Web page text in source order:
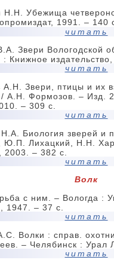
Н.Н. Убежища
1991. – 140
читать
Звери Вологодской
: Книжное
читать
Звери, птицы и их
/ А.Н. Формозов. – Изд.
– 309 с.
читать
Биология зверей и
Ю.П. Лихацкий, Н.Н.
2003. – 382 с.
читать
Волк
с ним. – Вологда :
1947. – 37 с.
читать
Волки : справ.
– Челябинск : Урал
читать